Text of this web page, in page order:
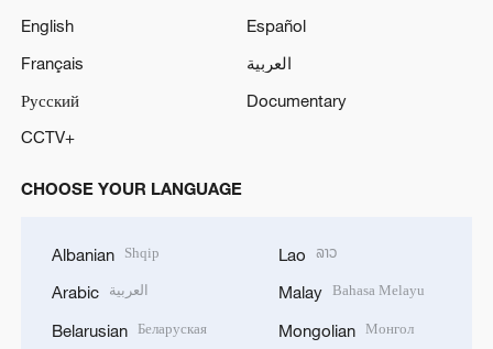
English
Español
Français
العربية
Русский
Documentary
CCTV+
CHOOSE YOUR LANGUAGE
Albanian Shqip
Arabic العربية
Belarusian Беларуская
Lao ລາວ
Malay Bahasa Melayu
Mongolian Монгол